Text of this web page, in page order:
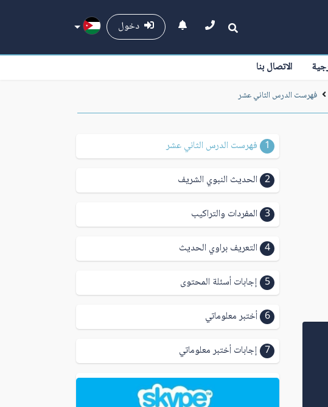
دخول
الاتصال بنا
فهرست الدرس الثاني عشر
1 فهرست الدرس الثاني عشر
2 الحديث النبوي الشريف
3 المفردات والتراكيب
4 التعريف براوي الحديث
5 إجابات أسئلة المحتوى
6 أختبر معلوماتي
7 إجابات أختبر معلوماتي